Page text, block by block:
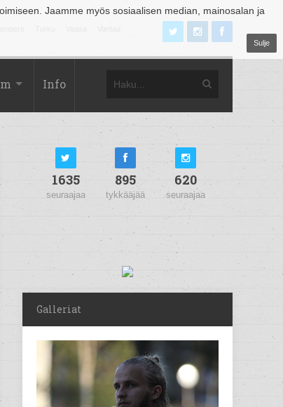
Jaamme myös sosiaalisen median, mainosalan ja
Sulje
Info
1635
seuraajaa
895
tykkääjää
620
seuraajaa
Galleriat